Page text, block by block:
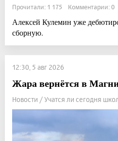
Прочитали: 1 175 Комментарии: 0
Алексей Кулемин уже
сборную.
12:30, 5 авг 2026
Жара вернётся в
Новости / Учатся ли сегодня